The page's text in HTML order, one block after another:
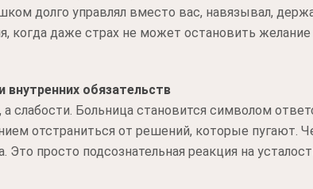
долго управлял вместо вас, навязывал,
когда даже страх не может остановить
внутренних обязательств
слабости. Больница становится символом
отстраниться от решений, которые пугают.
Это просто подсознательная реакция на